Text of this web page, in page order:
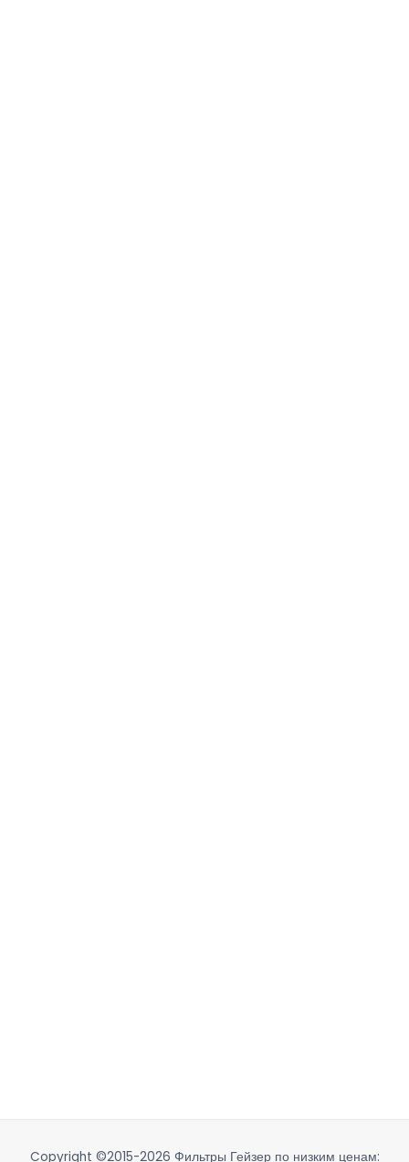
Copyright ©2015-2026 Фильтры Гейзер по низким ценам: